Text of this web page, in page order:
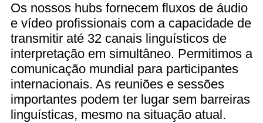
Os nossos hubs fornecem fluxos de áudio
e vídeo profissionais com a capacidade de
transmitir até 32 canais linguísticos de
interpretação em simultâneo. Permitimos a
comunicação mundial para participantes
internacionais. As reuniões e sessões
importantes podem ter lugar sem barreiras
linguísticas, mesmo na situação atual.